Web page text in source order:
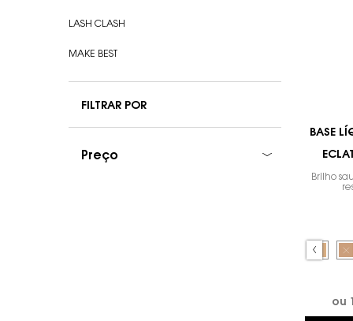
LASH CLASH
MAKE BEST
FILTRAR POR
Preço
BASE
Brilho
Selecione a cor
The product variation is
The product
Selected
BD25 color
The
ou